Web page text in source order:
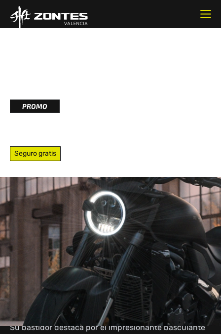
PROMO
Seguro gratis
La Zontes 350S es una motocicleta que combina a la
perfección elementos clásicos y modernos, con un
estilo muscular y líneas suaves.
Equipada con un motor monocilíndrico de 4 válvulas y
doble árbol de levas en cabeza, entrega 39,44
caballos de fuerza y 32,8 Nm de par. Incluye
embrague antirrebote e inyección de combustible
Bosch, ofreciendo una experiencia de conducción
potente, elegante y tecnológicamente avanzada.
Su bastidor destaca por el impresionante basculante